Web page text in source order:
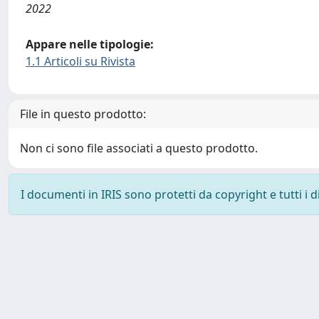
2022
Appare nelle tipologie:
1.1 Articoli su Rivista
File in questo prodotto:
Non ci sono file associati a questo prodotto.
I documenti in IRIS sono protetti da copyright e tutti i